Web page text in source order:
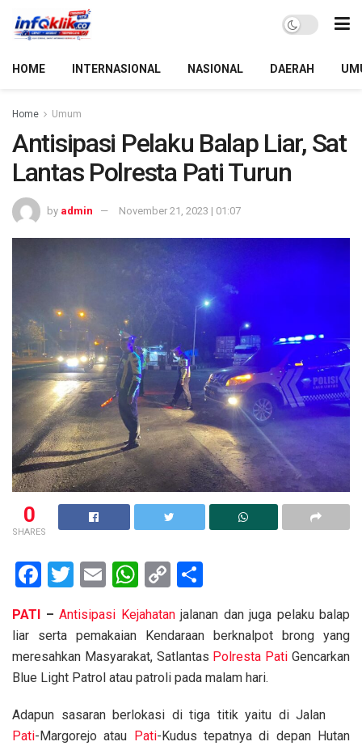
HOME INTERNASIONAL NASIONAL DAERAH
Home Umum
Antisipasi Pelaku Balap Liar, Sat
Lantas Polresta Pati Turun
by admin November 21, 2023 | 01:07
0
SHARES
F
ce
b
o
k
T
tt
er
E
ail
W
at
s
A
p
p
C
py
Li
n
k
ar
e
PATI – Antisipasi Kejahatanjalanan dan juga pelaku balap
liar serta pemakaian Kendaraan berknalpot brong yang
meresahkan Masyarakat, Satlantas Polresta Pati Gencarkan
Blue Light Patrol atau patroli pada malam hari.
Adapun sasaran berlokasi di tiga titik yaitu di Jalan
Pati-Margorejo atau Pati-Kudus tepatnya di depan Hutan